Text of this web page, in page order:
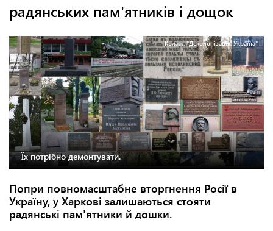
радянських пам'ятників і дощок
Колаж: "Деколонізація. Україна"
Їх потрібно демонтувати.
Попри повномасштабне вторгнення Росії в
Україну, у Харкові залишаються стояти
радянські пам'ятники й дошки.